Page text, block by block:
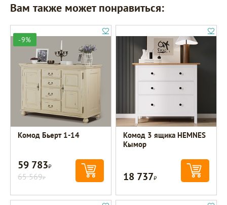
Вам также может понравиться:
-9%
Комод Бьерт 1-14
59 783Р
65 569Р
Комод 3 ящика HEMNES
Кымор
18 737Р